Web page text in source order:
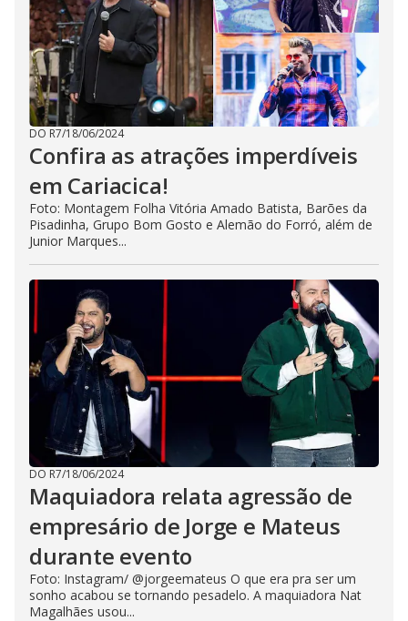
DO R7/18/06/2024
Confira as atrações imperdíveis
em Cariacica!
Foto: Montagem Folha Vitória Amado Batista, Barões da
Pisadinha, Grupo Bom Gosto e Alemão do Forró, além de
Junior Marques...
DO R7/18/06/2024
Maquiadora relata agressão de
empresário de Jorge e Mateus
durante evento
Foto: Instagram/ @jorgeemateus O que era pra ser um
sonho acabou se tornando pesadelo. A maquiadora Nat
Magalhães usou...